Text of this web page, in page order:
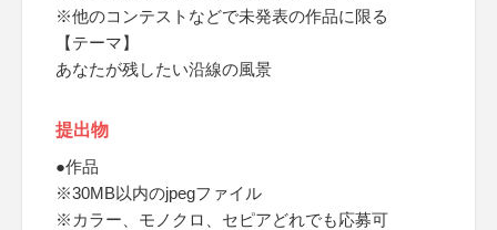
※他のコンテストなどで未発表の作品に限る
【テーマ】
あなたが残したい沿線の風景
提出物
●作品
※30MB以内のjpegファイル
※カラー、モノクロ、セピアどれでも応募可